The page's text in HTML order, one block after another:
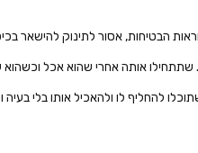
הבטיחות, אסור לתינוק להישאר
אותה אחרי שהוא אכל וכשהוא
להחליף לו ולהאכיל אותו בלי